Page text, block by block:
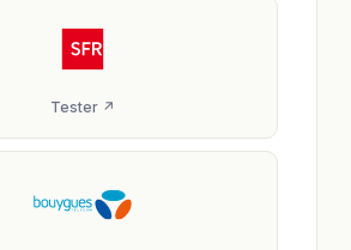
Tester ↗